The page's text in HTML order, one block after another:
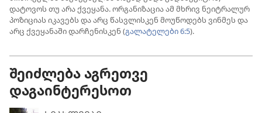
დატოვოს თუ არა ქვეყანა. ორგანიზაცია ამ მხრივ ნეიტრალურ
პოზიციას იკავებს და არც წასვლისკენ მოუწოდებს ვინმეს და
არც ქვეყანაში დარჩენისკენ (გალატელები 6:5).
შეიძლება აგრეთვე
დაგაინტერესოთ